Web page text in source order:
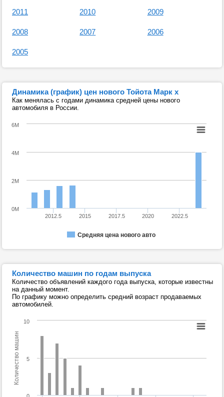
2011 2010 2009
2008 2007 2006
2005
Динамика (график) цен нового Тойота Марк х
Как менялась с годами динамика средней цены нового
автомобиля в России.
Средняя цена нового авто
2012.5 2015 2017.5 2020 2022.5
0M
2M
4M
6M
Количество машин по годам выпуска
Количество объявлений каждого года выпуска, которые известны
на данный момент.
По графику можно определить средний возраст продаваемых
автомобилей.
Количество машин 5
10